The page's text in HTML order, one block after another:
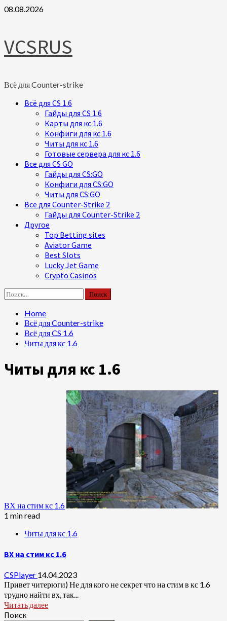
Skip
08.08.2026
VCSRUS
Всё для Counter-strike
PrimaryВсё для CS 1.6
Гайды для CS 1.6
Карты для кс 1.6
Конфиги для кс 1.6
Читы для кс 1.6
Готовые сервера для кс 1.6
Все для CS GO
Гайды для CS:GO
Конфиги для CS:GO
Читы для CS:GO
Все для Counter-Strike 2
Гайды для Counter-Strike 2
Другое
Top Betting sites
Aviator Game
Best Slots
Lucky Jet Game
Crypto Casinos
Найти:
Home
Всё для Counter-strike
Всё для CS 1.6
Читы для кс 1.6
Читы для кс 1.6
ВХ на стим кс 1.6
1 min read
Читы для кс 1.6
ВХ на стим кс 1.6
CSPlayer 14.04.2023
Привет читерюги) Не для кого не секрет что на стим в кс 1.6
трудно найти вх, так...
Читать далее
Поиск